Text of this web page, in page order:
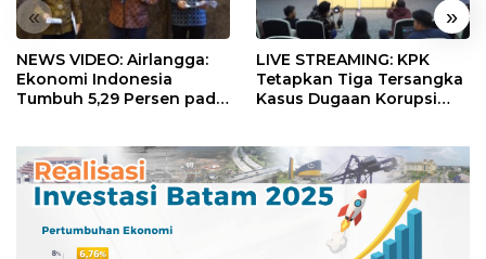
« »
NEWS VIDEO: Airlangga:
Ekonomi Indonesia
Tumbuh 5,29 Persen pada
LIVE STREAMING: KPK
Tetapkan Tiga Tersangka
Kasus Dugaan Korupsi